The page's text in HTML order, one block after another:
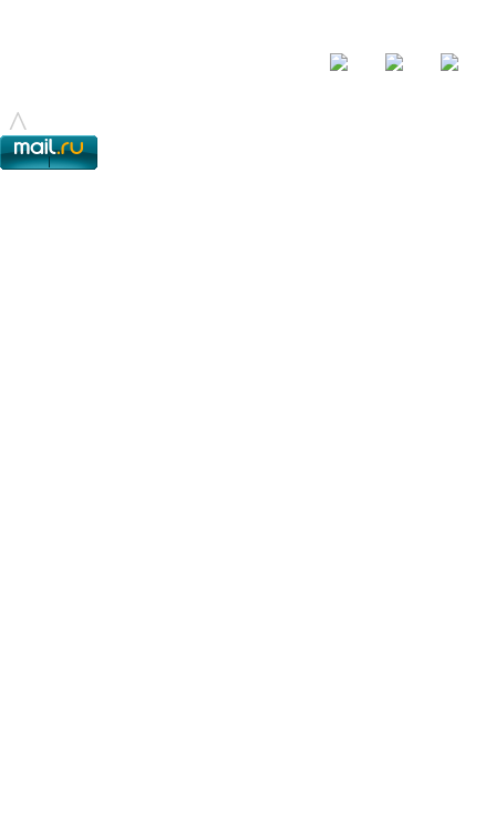
© - 2015-2017 - helix.su - все для вашего сайта |
^